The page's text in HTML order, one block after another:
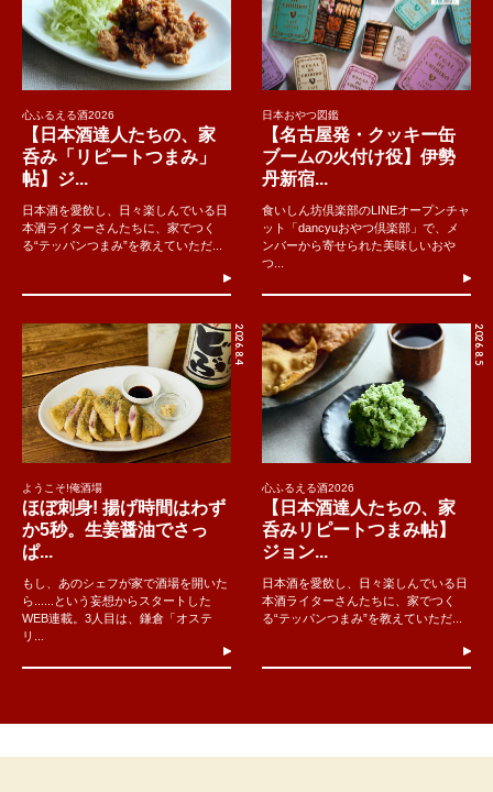
心ふるえる酒2026
【日本酒達人たちの、家
呑み「リピートつまみ」
帖】ジ...
日本酒を愛飲し、日々楽しんでいる日
本酒ライターさんたちに、家でつく
る“テッパンつまみ”を教えていただ...
日本おやつ図鑑
【名古屋発・クッキー缶
ブームの火付け役】伊勢
丹新宿...
食いしん坊倶楽部のLINEオープンチャ
ット「dancyuおやつ倶楽部」で、メ
ンバーから寄せられた美味しいおや
つ...
2026.8.4
ようこそ!俺酒場
ほぼ刺身! 揚げ時間はわず
か5秒。生姜醤油でさっ
ぱ...
もし、あのシェフが家で酒場を開いた
ら......という妄想からスタートした
WEB連載。3人目は、鎌倉「オステ
リ...
2026.8.5
心ふるえる酒2026
【日本酒達人たちの、家
呑みリピートつまみ帖】
ジョン...
日本酒を愛飲し、日々楽しんでいる日
本酒ライターさんたちに、家でつく
る“テッパンつまみ”を教えていただ...